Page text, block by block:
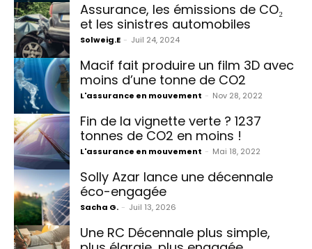
Assurance, les émissions de CO₂
et les sinistres automobiles
Solweig.E - Juil 24, 2024
Macif fait produire un film 3D avec
moins d’une tonne de CO2
L'assurance en mouvement - Nov 28, 2022
Fin de la vignette verte ? 1237
tonnes de CO2 en moins !
L'assurance en mouvement - Mai 18, 2022
Solly Azar lance une décennale
éco-engagée
Sacha G. - Juil 13, 2026
Une RC Décennale plus simple,